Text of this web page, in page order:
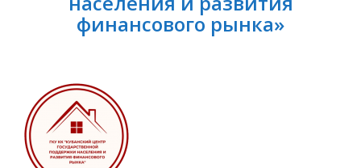
финансового рынка»